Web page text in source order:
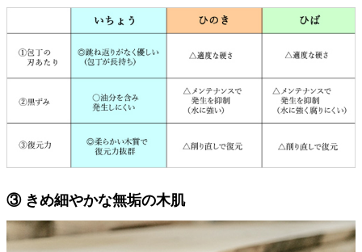
③ きめ細やかな無垢の木肌